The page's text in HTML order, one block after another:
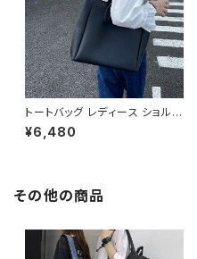
トートバッグ レディース ショルダ
ーバッグ 無地トートバッグ 春夏
秋冬 春 夏 秋 冬 黒 白 バッグ ト
け マザーズバッグ シンプルショ
ルダーバッグ 斜め掛けバッグ 部
シンプルトート デート 大学生 高
校生 中学生 女の子 女性用 A4
¥6,480
その他の商品